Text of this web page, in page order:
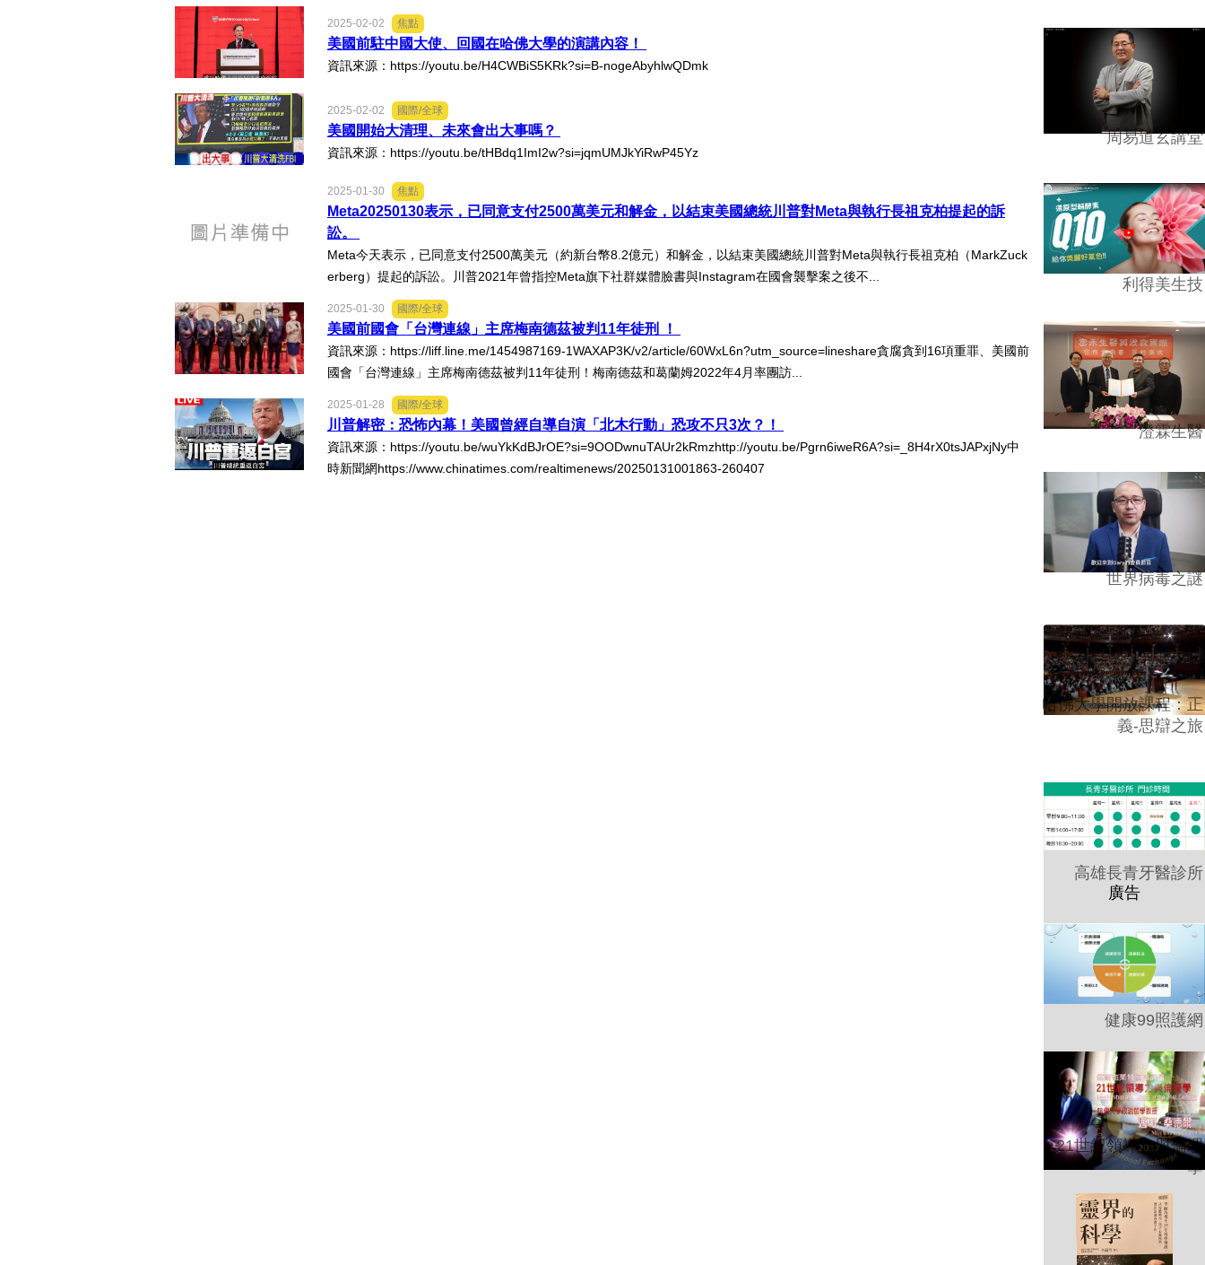
2025-02-02 焦點
美國前駐中國大使、回國在哈佛大學的演講內容！
資訊來源：https://youtu.be/H4CWBiS5KRk?si=B-nogeAbyhlwQDmk
2025-02-02 國際/全球
美國開始大清理、未來會出大事嗎？
資訊來源：https://youtu.be/tHBdq1ImI2w?si=jqmUMJkYiRwP45Yz
2025-01-30 焦點
Meta20250130表示，已同意支付2500萬美元和解金，以結束美國總統川普對Meta與執行長祖克柏提起的訴
訟。
Meta今天表示，已同意支付2500萬美元（約新台幣8.2億元）和解金，以結束美國總統川普對Meta與執行長祖克柏（MarkZuck
erberg）提起的訴訟。川普2021年曾指控Meta旗下社群媒體臉書與Instagram在國會襲擊案之後不...
2025-01-30 國際/全球
美國前國會「台灣連線」主席梅南德茲被判11年徒刑 ！
資訊來源：https://liff.line.me/1454987169-1WAXAP3K/v2/article/60WxL6n?utm_source=lineshare貪腐貪到16項重罪、美國前
國會「台灣連線」主席梅南德茲被判11年徒刑！梅南德茲和葛蘭姆2022年4月率團訪...
2025-01-28 國際/全球
川普解密：恐怖內幕！美國曾經自導自演「北木行動」恐攻不只3次？！
資訊來源：https://youtu.be/wuYkKdBJrOE?si=9OODwnuTAUr2kRmzhttp://youtu.be/Pgrn6iweR6A?si=_8H4rX0tsJAPxjNy中
時新聞網https://www.chinatimes.com/realtimenews/20250131001863-260407
周易道玄講堂
利得美生技
澄霖生醫
世界病毒之謎
哈佛大學開放課程：正
義-思辯之旅
高雄長青牙醫診所
健康99照護網
21世紀領導力與倫理
學